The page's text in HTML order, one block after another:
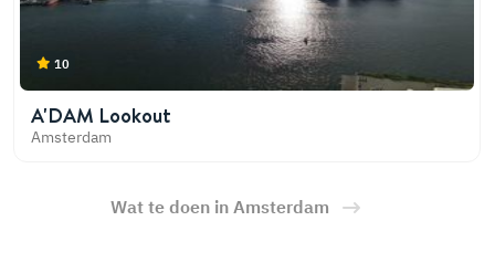
10
A'DAM Lookout
Amsterdam
Wat te doen in Amsterdam